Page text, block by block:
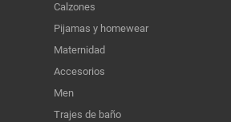
Calzones
Pijamas y homewear
Maternidad
Accesorios
Men
Trajes de baño